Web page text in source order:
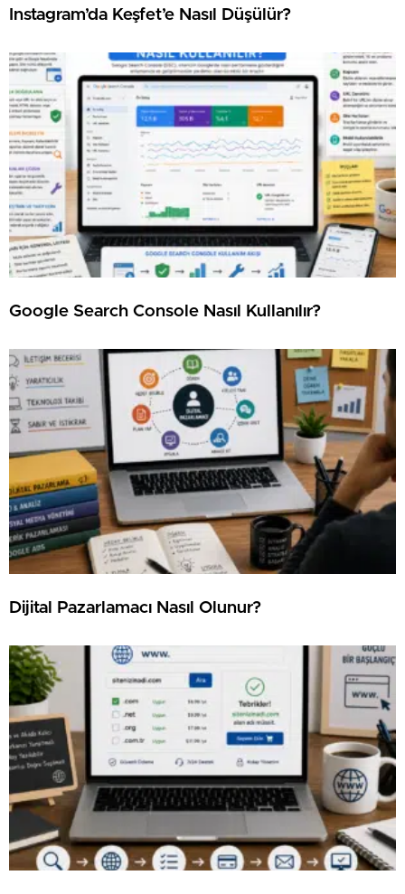
⁠Instagram’da Keşfet’e Nasıl Düşülür?
Google Search Console Nasıl Kullanılır?
⁠Dijital Pazarlamacı Nasıl Olunur?